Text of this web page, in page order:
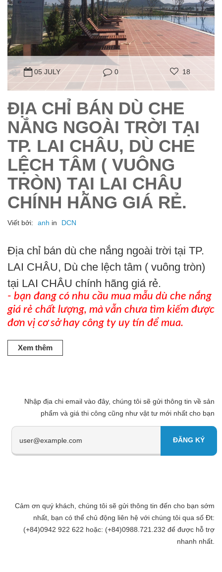
05 JULY 0 18
ĐỊA CHỈ BÁN DÙ CHE
NẮNG NGOÀI TRỜI TẠI
TP. LAI CHÂU, DÙ CHE
LỆCH TÂM ( VUÔNG
TRÒN) TẠI LAI CHÂU
CHÍNH HÃNG GIÁ RẺ.
Viết bởi: anh in DCN
Địa chỉ bán dù che nắng ngoài trời tại TP.
LAI CHÂU, Dù che lệch tâm ( vuông tròn)
tại LAI CHÂU chính hãng giá rẻ.
- bạn đang có nhu cầu mua mẫu dù che nắng
giá rẻ chất lượng, mà vẫn chưa tìm kiếm được
đơn vị cơ sở hay công ty uy tín để mua.
Xem thêm
Nhập địa chi email vào đây, chúng tôi sẽ gửi thông tin về sản
phẩm và giá thi công cũng như vật tư mới nhất cho bạn
Cảm ơn quý khách, chúng tôi sẽ gửi thông tin đến cho bạn sớm
nhất, bạn có thể chủ động liên hệ với chúng tôi qua số Đt:
(+84)0942 922 622 hoặc: (+84)0988.721.232 để được hỗ trợ
nhanh nhất.